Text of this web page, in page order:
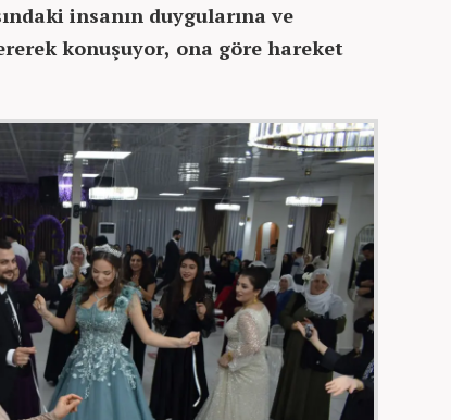
insanın duygularına ve
konuşuyor, ona göre hareket